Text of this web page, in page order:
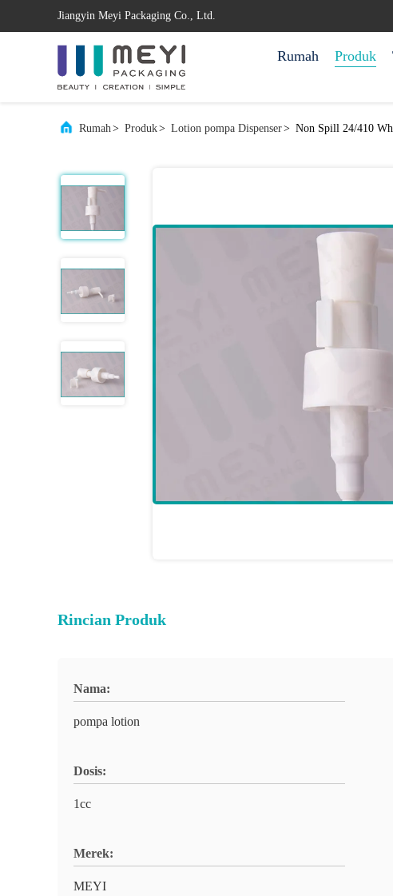
Jiangyin Meyi Packaging Co., Ltd.
Rumah Produk
Rumah> Produk> Lotion pompa Dispenser> Non Spill 24/410
Rincian Produk
Nama:
pompa lotion
Dosis:
1cc
Merek:
MEYI